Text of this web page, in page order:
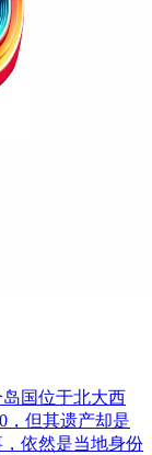
国位于北大西
，但其遗产却是
依然是当地身份